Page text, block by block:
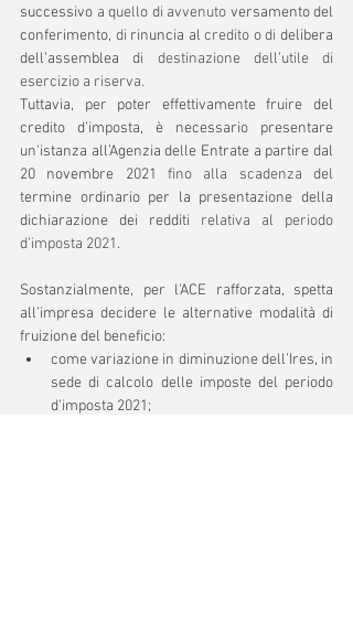
successivo a quello di avvenuto versamento del
conferimento, di rinuncia al credito o di delibera
dell’assemblea di destinazione dell’utile di
esercizio a riserva.
Tuttavia, per poter effettivamente fruire del
credito d’imposta, è necessario presentare
un'istanza all’Agenzia delle Entrate a partire dal
20 novembre 2021
termine ordinario per la presentazione della
dichiarazione dei redditi relativa al periodo
d’imposta 2021.
Sostanzialmente, per l'ACE
rafforzata, spetta
all’impresa decidere le alternative modalità di
fruizione del beneficio:
come variazione in diminuzione dell’Ires, in
sede di calcolo delle imposte del periodo
d'imposta 2021;